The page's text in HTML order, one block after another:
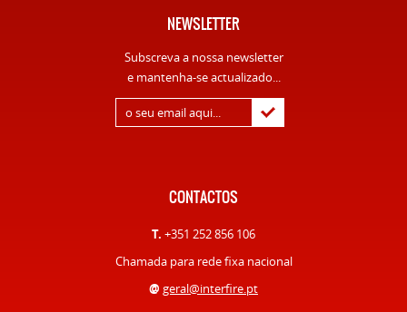
NEWSLETTER
Subscreva a nossa newsletter
e mantenha-se actualizado...
CONTACTOS
T. +351 252 856 106
Chamada para rede fixa nacional
@ geral@interfire.pt